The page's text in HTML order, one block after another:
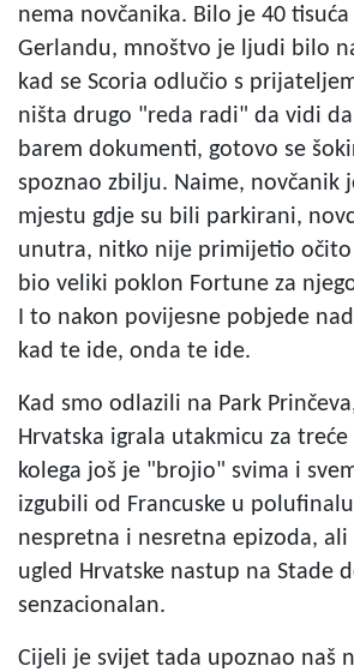
nema novčanika. Bilo je 40
Gerlandu, mnoštvo je ljudi bilo
kad se Scoria odlučio s
ništa drugo "reda radi" da vidi
barem dokumenti, gotovo se
spoznao zbilju. Naime, novčanik
mjestu gdje su bili parkirani,
unutra, nitko nije primijetio
bio veliki poklon Fortune za
I to nakon povijesne pobjede
kad te ide, onda te ide.
Kad smo odlazili na Park
Hrvatska igrala utakmicu za
kolega još je "brojio" svima i
izgubili od Francuske u
nespretna i nesretna epizoda, ali
ugled Hrvatske nastup na Stade
senzacionalan.
Cijeli je svijet tada upoznao naš